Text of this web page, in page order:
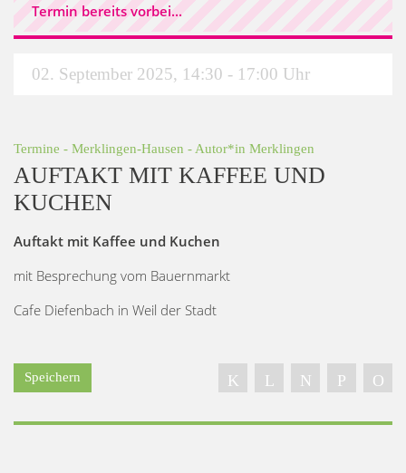
Termin bereits vorbei...
02. September 2025, 14:30 - 17:00 Uhr
Termine - Merklingen-Hausen - Autor*in Merklingen
AUFTAKT MIT KAFFEE UND
KUCHEN
Auftakt mit Kaffee und Kuchen
mit Besprechung vom Bauernmarkt
Cafe Diefenbach in Weil der Stadt
Speichern